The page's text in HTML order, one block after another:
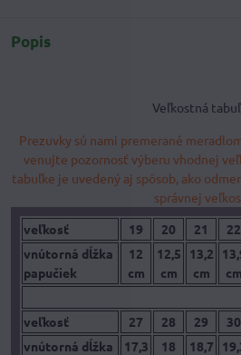
Popis
Veľkostná
Prezuvky sú nami premerané
venujte pozornosť výberu vhodnej
tabuľke je uvedený aj spôsob, ako
správnej
veľkosť
19 20 21 22
vnútorná dĺžka
papučiek
12
cm
12,5
cm
13,2
cm
cm
veľkosť 27 28 29 30
vnútorná dĺžka
17,3
18
18,7